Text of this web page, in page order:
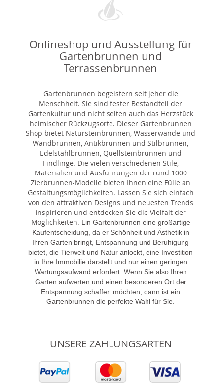
Onlineshop und Ausstellung für
Gartenbrunnen und
Terrassenbrunnen
Gartenbrunnen begeistern seit jeher die
Menschheit. Sie sind fester Bestandteil der
Gartenkultur und nicht selten auch das Herzstück
heimischer Rückzugsorte. Dieser Gartenbrunnen
Shop bietet Natursteinbrunnen, Wasserwände und
Wandbrunnen, Antikbrunnen und Stilbrunnen,
Edelstahlbrunnen, Quellsteinbrunnen und
Findlinge. Die vielen verschiedenen Stile,
Materialien und Ausführungen der rund 1000
Zierbrunnen-Modelle bieten Ihnen eine Fülle an
Gestaltungsmöglichkeiten. Lassen Sie sich einfach
von den attraktiven Designs und neuesten Trends
inspirieren und entdecken Sie die Vielfalt der
Möglichkeiten. Ein Gartenbrunnen eine großartige
Kaufentscheidung, da er Schönheit und Ästhetik in
Ihren Garten bringt, Entspannung und Beruhigung
bietet, die Tierwelt und Natur anlockt, eine Investition
in Ihre Immobilie darstellt und nur einen geringen
Wartungsaufwand erfordert. Wenn Sie also Ihren
Garten aufwerten und einen besonderen Ort der
Entspannung schaffen möchten, dann ist ein
Gartenbrunnen die perfekte Wahl für Sie.
UNSERE ZAHLUNGSARTEN